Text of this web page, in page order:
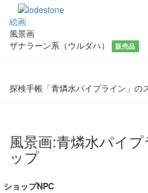
絵画
風景画
ザナラーン系（ウルダハ）
販売品
探検手帳「青燐水パイプライン」の
風景画:青燐水パイ
ップ
ショップNPC